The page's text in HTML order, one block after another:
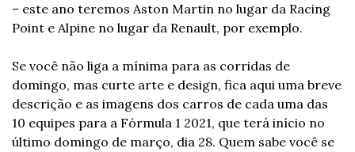
– este ano teremos Aston Martin no lugar da Racing
Point e Alpine no lugar da Renault, por exemplo.
Se você não liga a mínima para as corridas de
domingo, mas curte arte e design, fica aqui uma breve
descrição e as imagens dos carros de cada uma das
10 equipes para a Fórmula 1 2021, que terá início no
último domingo de março, dia 28. Quem sabe você se